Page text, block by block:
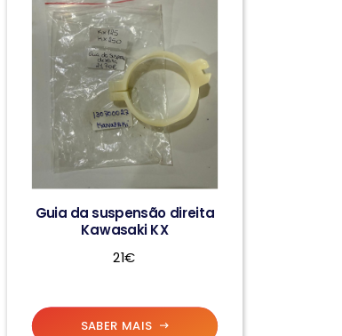
Guia da suspensão direita
Kawasaki KX
21€
SABER MAIS